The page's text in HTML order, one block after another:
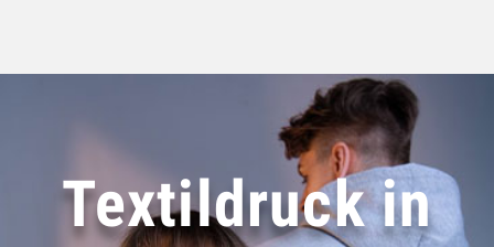
LONGSLEEVES
Textildruck in